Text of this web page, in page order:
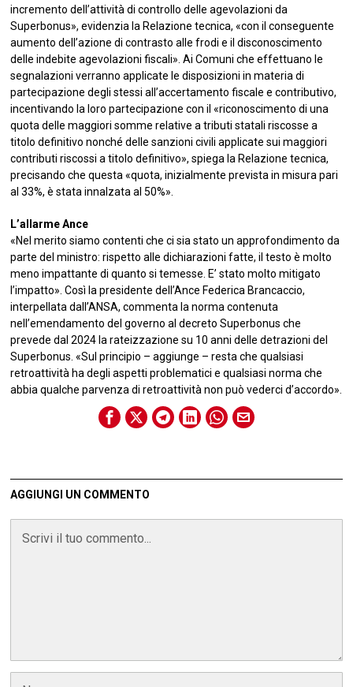
incremento dell’attività di controllo delle agevolazioni da
Superbonus», evidenzia la Relazione tecnica, «con il conseguente
aumento dell’azione di contrasto alle frodi e il disconoscimento
delle indebite agevolazioni fiscali». Ai Comuni che effettuano le
segnalazioni verranno applicate le disposizioni in materia di
partecipazione degli stessi all’accertamento fiscale e contributivo,
incentivando la loro partecipazione con il «riconoscimento di una
quota delle maggiori somme relative a tributi statali riscosse a
titolo definitivo nonché delle sanzioni civili applicate sui maggiori
contributi riscossi a titolo definitivo», spiega la Relazione tecnica,
precisando che questa «quota, inizialmente prevista in misura pari
al 33%, è stata innalzata al 50%».
L’allarme Ance
«Nel merito siamo contenti che ci sia stato un approfondimento da
parte del ministro: rispetto alle dichiarazioni fatte, il testo è molto
meno impattante di quanto si temesse. E’ stato molto mitigato
l’impatto». Così la presidente dell’Ance Federica Brancaccio,
interpellata dall’ANSA, commenta la norma contenuta
nell’emendamento del governo al decreto Superbonus che
prevede dal 2024 la rateizzazione su 10 anni delle detrazioni del
Superbonus. «Sul principio – aggiunge – resta che qualsiasi
retroattività ha degli aspetti problematici e qualsiasi norma che
abbia qualche parvenza di retroattività non può vederci d’accordo».
AGGIUNGI UN COMMENTO